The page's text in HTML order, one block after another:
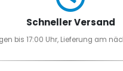
Schneller Versand
bis 17:00 Uhr, Lieferung am